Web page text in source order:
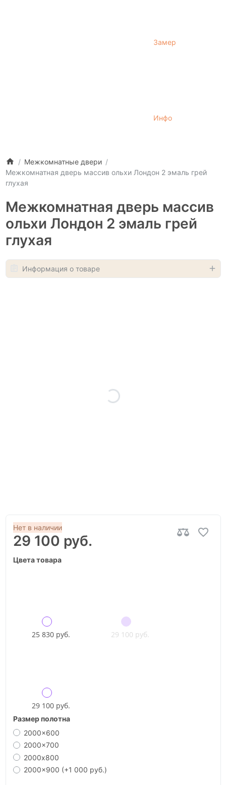
Замер
Инфо
Межкомнатные двери
Межкомнатная дверь массив ольхи Лондон 2 эмаль грей
глухая
Межкомнатная дверь массив
ольхи Лондон 2 эмаль грей
глухая
Информация о товаре
Нет в наличии
29 100 руб.
Цвета товара
25 830 руб. 29 100 руб.
29 100 руб.
Размер полотна
2000x600
2000x700
2000х800
2000x900 (+1 000 руб.)